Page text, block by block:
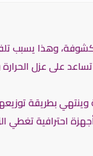
وهذا يسبب
على عزل الحرارة
وينتهي بطريقة
احترافية تغطي